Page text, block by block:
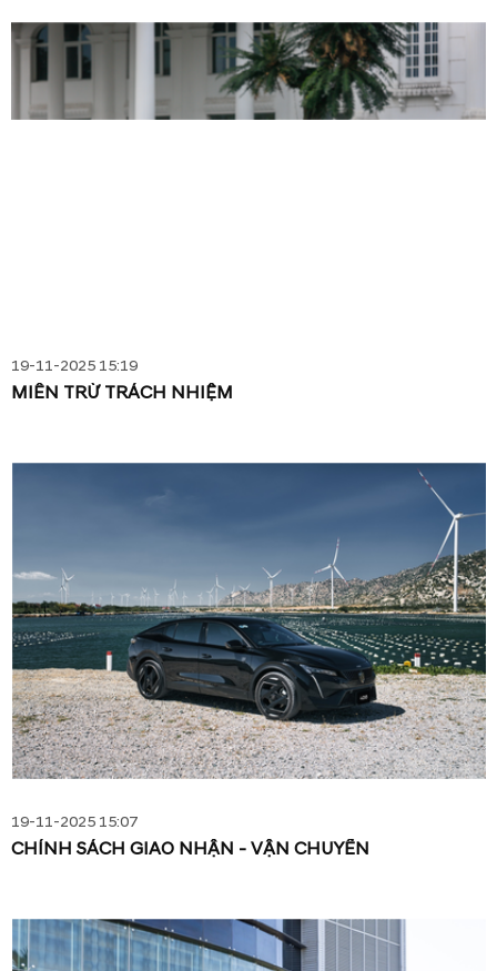
19-11-2025 15:19
MIỄN TRỪ TRÁCH NHIỆM
19-11-2025 15:07
CHÍNH SÁCH GIAO NHẬN - VẬN CHUYỂN